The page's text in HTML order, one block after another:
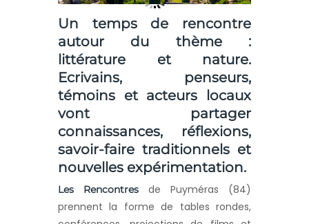
Un temps de rencontre
autour du thème :
littérature et nature.
Ecrivains, penseurs,
témoins et acteurs locaux
vont partager
connaissances, réflexions,
savoir-faire traditionnels et
nouvelles expérimentation.
Les Rencontres de Puyméras (84)
prennent la forme de tables rondes,